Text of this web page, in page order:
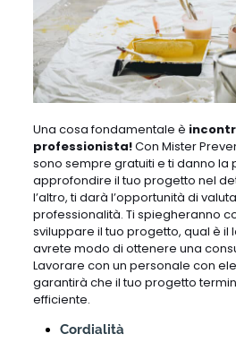
Una cosa fondamentale è
professionista!Con Mister
sono sempre gratuiti e ti danno la
approfondire il tuo progetto nel
l’altro, ti darà l’opportunità di
professionalità. Ti spiegheranno
sviluppare il tuo progetto, qual è il
avrete modo di ottenere una
Lavorare con un personale con
garantirà che il tuo progetto
efficiente.
Cordialità